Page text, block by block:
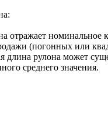
отражает номинальное
(погонных или
длина рулона может
среднего значения.